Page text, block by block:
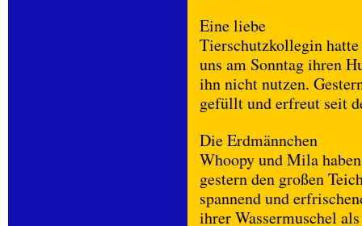
Eine liebe
Tierschutzkollegin hatte
uns am Sonntag ihren
ihn nicht nutzen.
gefüllt und erfreut seit
Die Erdmännchen
Whoopy und Mila haben
gestern den großen
spannend und
ihrer Wassermuschel